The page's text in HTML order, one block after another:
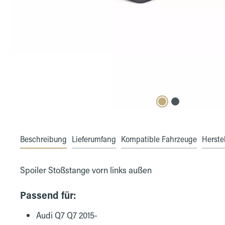
Beschreibung Lieferumfang Kompatible Fahrzeuge
Spoiler Stoßstange vorn links außen
Passend für:
Audi Q7 Q7 2015-